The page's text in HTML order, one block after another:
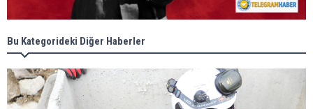
Bu Kategorideki Diğer Haberler